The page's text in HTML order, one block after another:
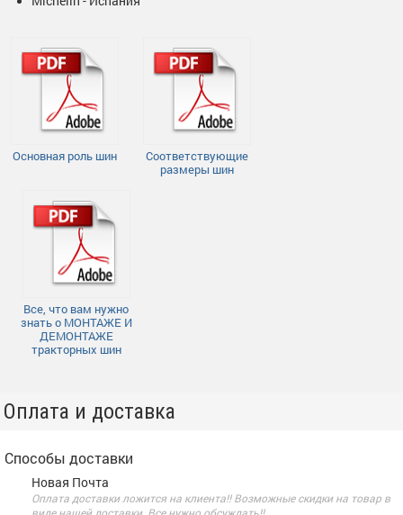
Основная роль шин
Соответствующие
размеры шин
Все, что вам нужно
знать о МОНТАЖЕ И
ДЕМОНТАЖЕ
тракторных шин
Оплата и доставка
Способы доставки
Новая Почта
Оплата доставки ложится на клиента!! Возможные скидки на товар в
виде нашей доставки. Все нужно обсуждать!!